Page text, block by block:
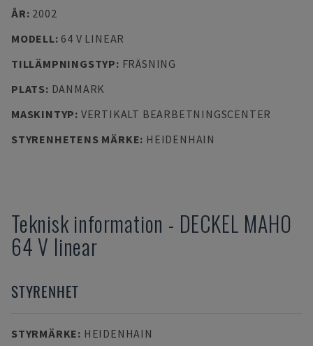
ÅR: 2002
MODELL: 64 V LINEAR
TILLÄMPNINGSTYP: FRÄSNING
PLATS: DANMARK
MASKINTYP: VERTIKALT BEARBETNINGSCENTER
STYRENHETENS MÄRKE: HEIDENHAIN
Teknisk information - DECKEL MAHO
64 V linear
STYRENHET
STYRMÄRKE: HEIDENHAIN